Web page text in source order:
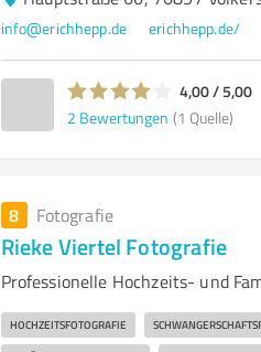
info@erichhepp.de erichhepp.de/
4,00 / 5,00
2 Bewertungen (1 Quelle)
8 Fotografie
Rieke Viertel Fotografie
Professionelle Hochzeits- und
HOCHZEITSFOTOGRAFIE